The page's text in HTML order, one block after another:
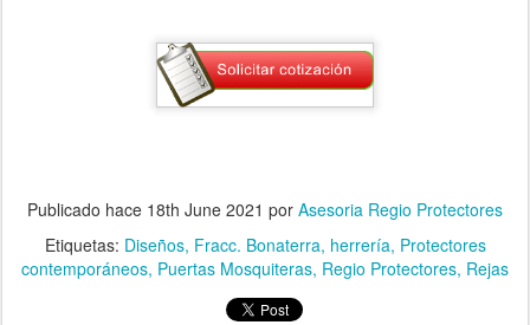
Publicado hace 18th June 2021 por Asesoria Regio Protectores
Etiquetas: Diseños Fracc. Bonaterra herrería Protectores
contemporáneos Puertas Mosquiteras Regio Protectores Rejas